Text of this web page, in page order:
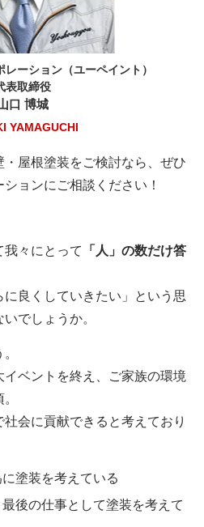
ーション（ユーペイント）
表取締役
口 博城
YAMAGUCHI
屋根塗装をご検討なら、ぜひ
ョンにご相談ください！
我々にとって
「人」の数だけ答
良くしていきたい」という思
でしょうか。
ベントを終え、ご家族の環境
会に貢献できると考えており
塗装を考えている
後の仕事として塗装を考えて